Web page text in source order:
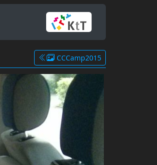
CCCamp2015